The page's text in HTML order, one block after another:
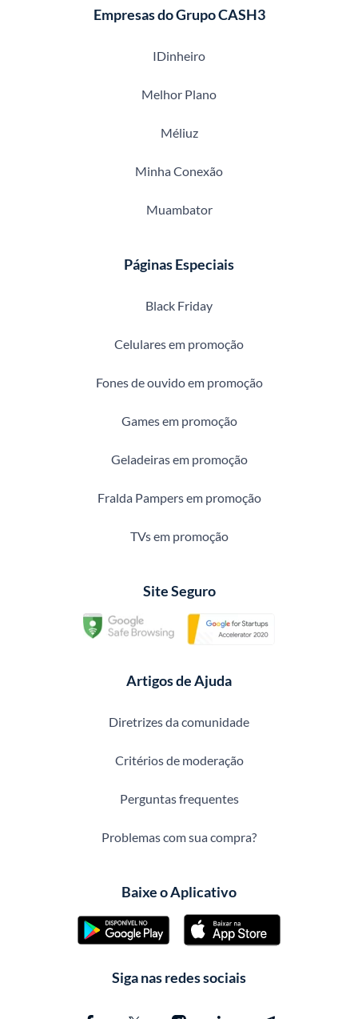
Empresas do Grupo CASH3
IDinheiro
Melhor Plano
Méliuz
Minha Conexão
Muambator
Páginas Especiais
Black Friday
Celulares em promoção
Fones de ouvido em promoção
Games em promoção
Geladeiras em promoção
Fralda Pampers em promoção
TVs em promoção
Site Seguro
Artigos de Ajuda
Diretrizes da comunidade
Critérios de moderação
Perguntas frequentes
Problemas com sua compra?
Baixe o Aplicativo
Siga nas redes sociais